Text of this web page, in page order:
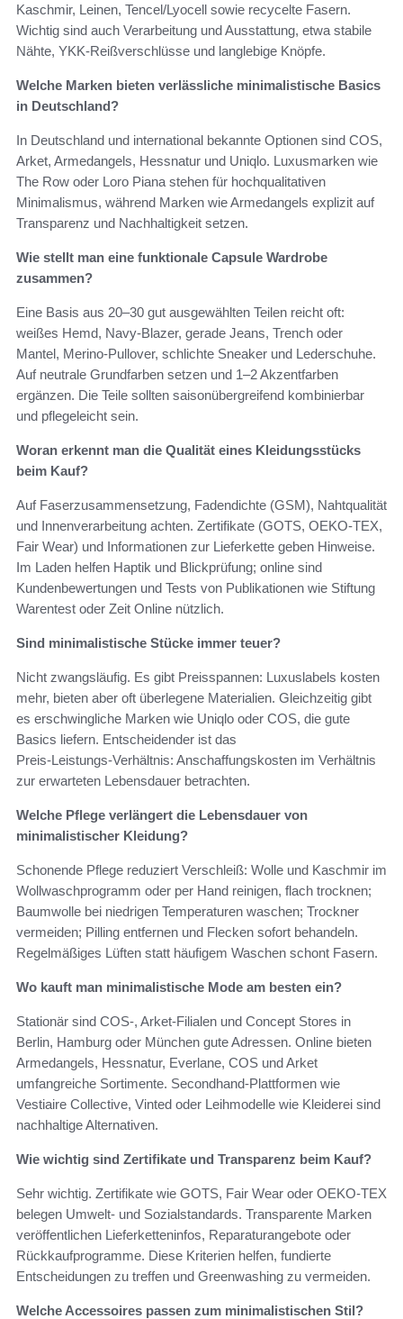
Kaschmir, Leinen, Tencel/Lyocell sowie recycelte Fasern.
Wichtig sind auch Verarbeitung und Ausstattung, etwa stabile
Nähte, YKK‑Reißverschlüsse und langlebige Knöpfe.
Welche Marken bieten verlässliche minimalistische Basics
in Deutschland?
In Deutschland und international bekannte Optionen sind COS,
Arket, Armedangels, Hessnatur und Uniqlo. Luxusmarken wie
The Row oder Loro Piana stehen für hochqualitativen
Minimalismus, während Marken wie Armedangels explizit auf
Transparenz und Nachhaltigkeit setzen.
Wie stellt man eine funktionale Capsule Wardrobe
zusammen?
Eine Basis aus 20–30 gut ausgewählten Teilen reicht oft:
weißes Hemd, Navy‑Blazer, gerade Jeans, Trench oder
Mantel, Merino‑Pullover, schlichte Sneaker und Lederschuhe.
Auf neutrale Grundfarben setzen und 1–2 Akzentfarben
ergänzen. Die Teile sollten saisonübergreifend kombinierbar
und pflegeleicht sein.
Woran erkennt man die Qualität eines Kleidungsstücks
beim Kauf?
Auf Faserzusammensetzung, Fadendichte (GSM), Nahtqualität
und Innenverarbeitung achten. Zertifikate (GOTS, OEKO‑TEX,
Fair Wear) und Informationen zur Lieferkette geben Hinweise.
Im Laden helfen Haptik und Blickprüfung; online sind
Kundenbewertungen und Tests von Publikationen wie Stiftung
Warentest oder Zeit Online nützlich.
Sind minimalistische Stücke immer teuer?
Nicht zwangsläufig. Es gibt Preisspannen: Luxuslabels kosten
mehr, bieten aber oft überlegene Materialien. Gleichzeitig gibt
es erschwingliche Marken wie Uniqlo oder COS, die gute
Basics liefern. Entscheidender ist das
Preis‑Leistungs‑Verhältnis: Anschaffungskosten im Verhältnis
zur erwarteten Lebensdauer betrachten.
Welche Pflege verlängert die Lebensdauer von
minimalistischer Kleidung?
Schonende Pflege reduziert Verschleiß: Wolle und Kaschmir im
Wollwaschprogramm oder per Hand reinigen, flach trocknen;
Baumwolle bei niedrigen Temperaturen waschen; Trockner
vermeiden; Pilling entfernen und Flecken sofort behandeln.
Regelmäßiges Lüften statt häufigem Waschen schont Fasern.
Wo kauft man minimalistische Mode am besten ein?
Stationär sind COS‑, Arket‑Filialen und Concept Stores in
Berlin, Hamburg oder München gute Adressen. Online bieten
Armedangels, Hessnatur, Everlane, COS und Arket
umfangreiche Sortimente. Secondhand‑Plattformen wie
Vestiaire Collective, Vinted oder Leihmodelle wie Kleiderei sind
nachhaltige Alternativen.
Wie wichtig sind Zertifikate und Transparenz beim Kauf?
Sehr wichtig. Zertifikate wie GOTS, Fair Wear oder OEKO‑TEX
belegen Umwelt‑ und Sozialstandards. Transparente Marken
veröffentlichen Lieferketteninfos, Reparaturangebote oder
Rückkaufprogramme. Diese Kriterien helfen, fundierte
Entscheidungen zu treffen und Greenwashing zu vermeiden.
Welche Accessoires passen zum minimalistischen Stil?